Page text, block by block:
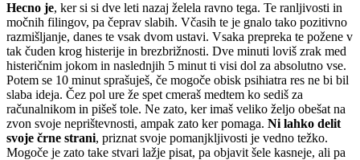
Hecno je, ker si si dve leti nazaj želela ravno tega. Te ranljivosti in
močnih filingov, pa čeprav slabih. Včasih te je gnalo tako pozitivno
razmišljanje, danes te vsak dvom ustavi. Vsaka prepreka te požene v
tak čuden krog histerije in brezbrižnosti. Dve minuti loviš zrak med
histeričnim jokom in naslednjih 5 minut ti visi dol za absolutno vse.
Potem se 10 minut sprašuješ, če mogoče obisk psihiatra res ne bi bil
slaba ideja. Čez pol ure že spet cmeraš medtem ko sediš za
računalnikom in pišeš tole. Ne zato, ker imaš veliko željo obešat na
zvon svoje neprištevnosti, ampak zato ker pomaga. Ni lahko delit
svoje črne strani, priznat svoje pomanjkljivosti je vedno težko.
Mogoče je zato take stvari lažje pisat, pa objavit šele kasneje, ali pa